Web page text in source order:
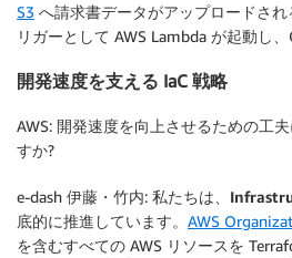
S3 へ請求書データがアップロードさ
リガーとして AWS Lambda が起動し、
開発速度を支える IaC 戦略
AWS: 開発速度を向上させるための工
すか?
e-dash 伊藤・竹内: 私たちは、
底的に推進 しています。 AWS
を含むすべての AWS リソースを